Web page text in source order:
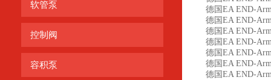
软管泵
控制阀
容积泵
德国EA END-
德国EA END-
德国EA END-
德国EA END-
德国EA END-
德国EA END-
德国EA END-